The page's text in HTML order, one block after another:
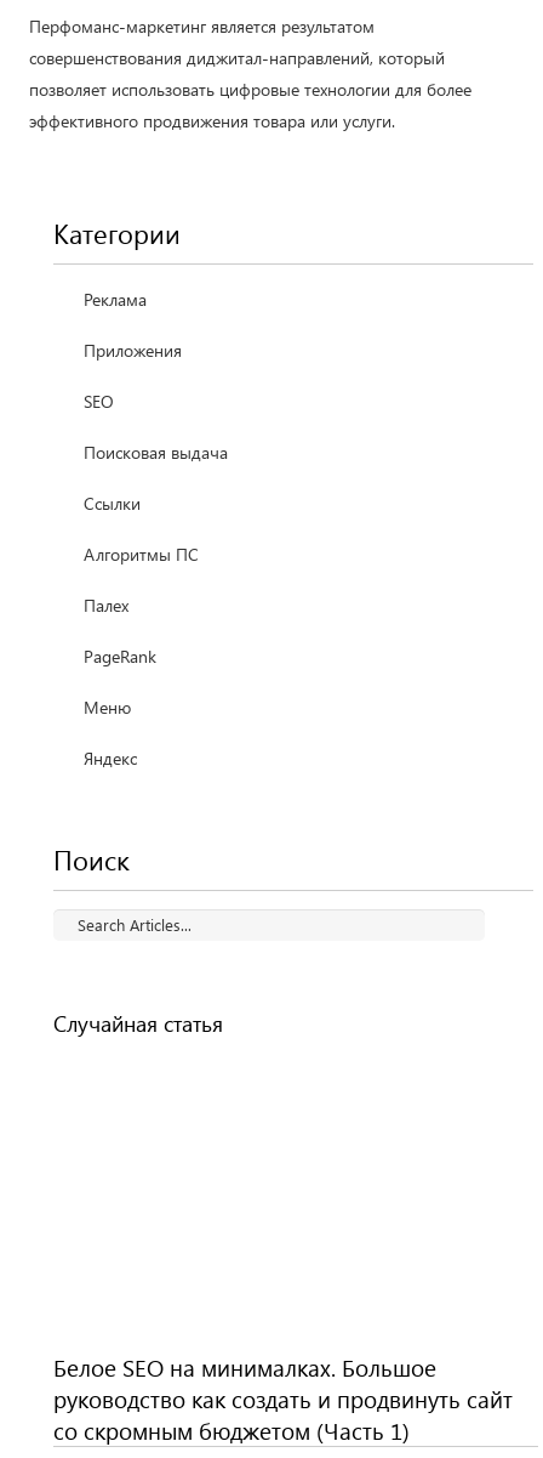
Перфоманс-маркетинг является результатом
совершенствования диджитал-направлений, который
позволяет использовать цифровые технологии для более
эффективного продвижения товара или услуги.
Категории
Реклама
Приложения
SEO
Поисковая выдача
Ссылки
Алгоритмы ПС
Палех
PageRank
Меню
Яндекс
Поиск
Случайная статья
Белое SEO на минималках. Большое
руководство как создать и продвинуть сайт
со скромным бюджетом (Часть 1)